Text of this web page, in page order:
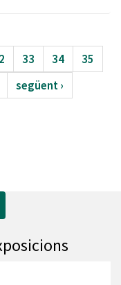
33 34
35
següent ›